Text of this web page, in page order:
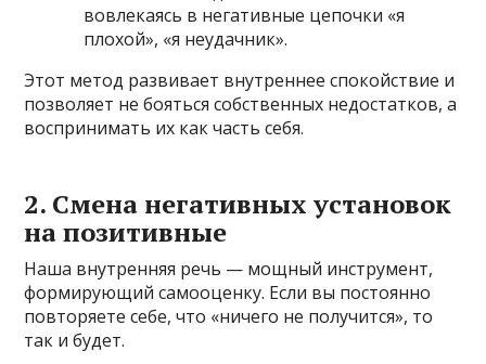
вовлекаясь в негативные цепочки «я
плохой», «я неудачник».
Этот метод развивает внутреннее спокойствие и
позволяет не бояться собственных недостатков, а
воспринимать их как часть себя.
2. Смена негативных установок
на позитивные
Наша внутренняя речь — мощный инструмент,
формирующий самооценку. Если вы постоянно
повторяете себе, что «ничего не получится», то
так и будет.